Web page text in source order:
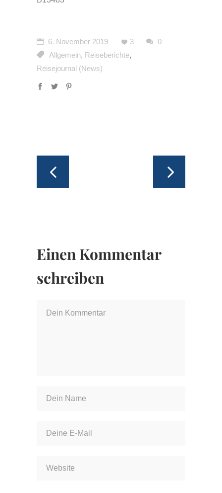
6. November 2019 3
0
Allgemein, Reiseberichte,
Reisejournal (News)
Einen Kommentar
schreiben